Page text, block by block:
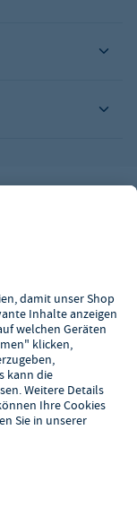
Versandkosten
oder